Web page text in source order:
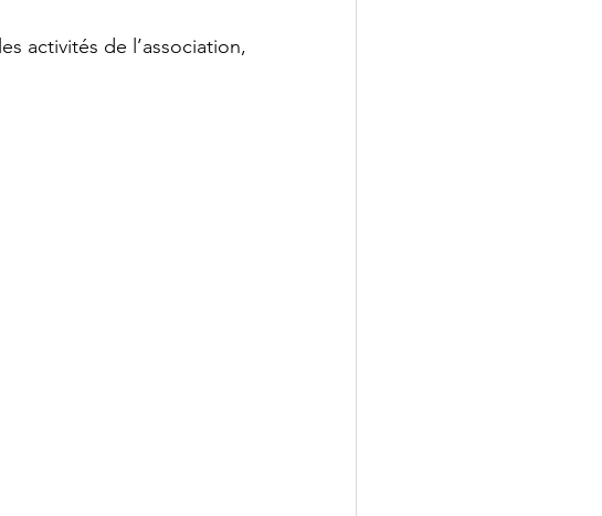
activités de l’association,